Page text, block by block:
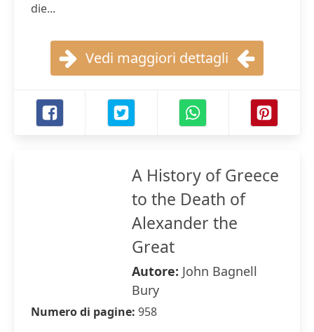
die...
Vedi maggiori dettagli
A History of Greece
to the Death of
Alexander the
Great
Autore: John Bagnell
Bury
Numero di pagine: 958